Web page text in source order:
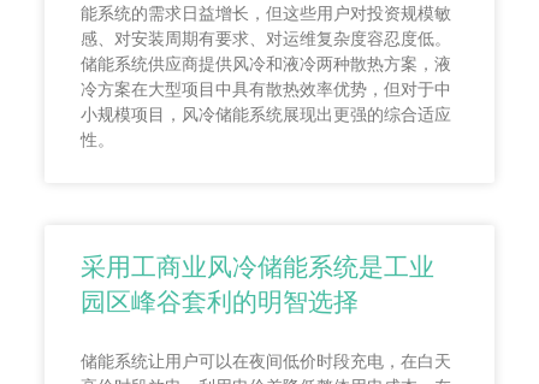
能系统的需求日益增长，但这些用户对投资规模敏
感、对安装周期有要求、对运维复杂度容忍度低。
储能系统供应商提供风冷和液冷两种散热方案，液
冷方案在大型项目中具有散热效率优势，但对于中
小规模项目，风冷储能系统展现出更强的综合适应
性。
采用工商业风冷储能系统是工业
园区峰谷套利的明智选择
储能系统让用户可以在夜间低价时段充电，在白天